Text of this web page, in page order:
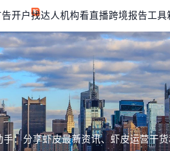
告开户找达人机构看直播跨境报告工具
手：分享虾皮最新资讯、虾皮运营干